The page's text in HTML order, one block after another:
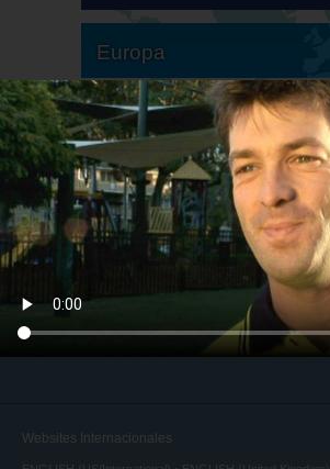
Europa
Sudamérica
Norteamérica
Websites Internacionales